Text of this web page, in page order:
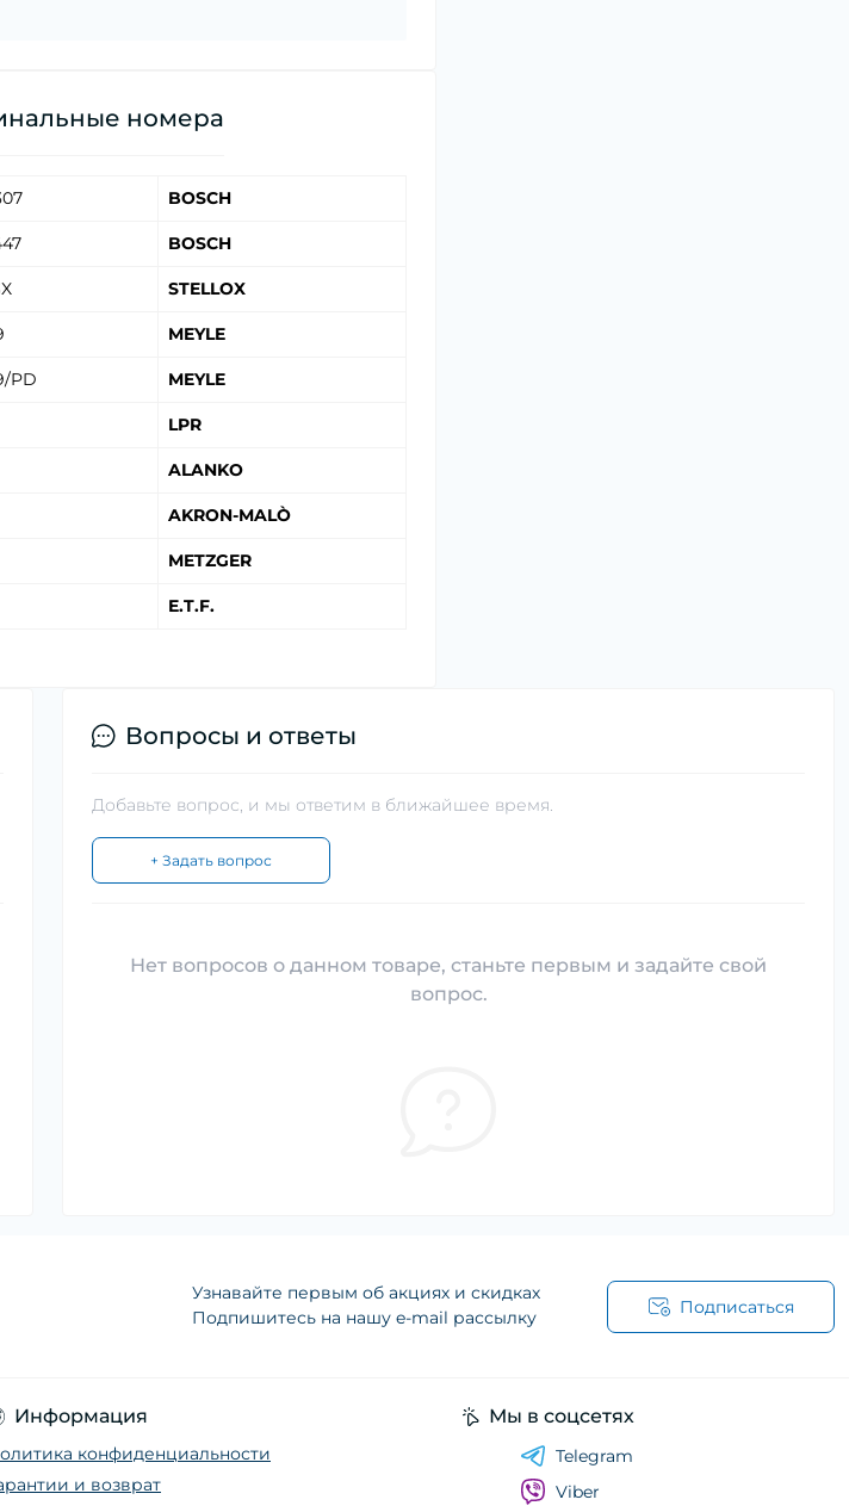
номера
BOSCH
BOSCH
STELLOX
MEYLE
PD MEYLE
LPR
ALANKO
AKRON-MALÒ
METZGER
E.T.F.
Вопросы и ответы
Добавьте вопрос, и мы ответим в ближайшее время.
+ Задать вопрос
Нет вопросов о данном товаре, станьте первым и задайте свой
вопрос.
Узнавайте первым об акциях и скидках
Подпишитесь на нашу e-mail рассылку
Подписаться
Информация
конфиденциальности
и возврат
Мы в соцсетях
Telegram
Viber